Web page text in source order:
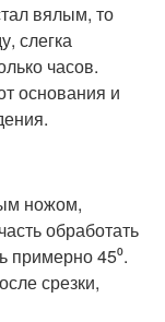
вялым, то
слегка
часов.
основания и
ножом,
обработать
примерно 45⁰.
срезки,